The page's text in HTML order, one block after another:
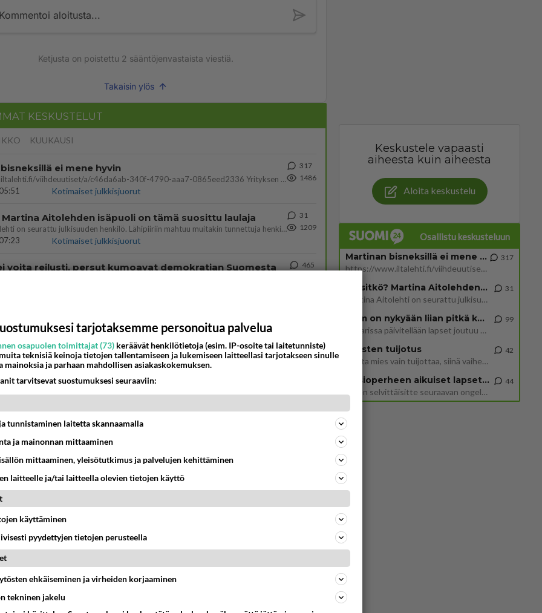
Kommentoi aloitusta...
Ketjusta on poistettu 2 sääntöjenvastaista viestiä.
Takaisin ylös
KESKUSTELUT
KUUKAUSI
ei mene hyvin
https://www.iltalehti.fi/viihdeuutiset/a/c46da6ab-340f-4790-aaa7-0865eed2336 Yrityksen konkurssihakemus on tullut kärä
Kotimaiset julkkisjuorut
317
1486
Aitolehden isäpuoli on tämä suosittu laulaja
Martina Aitolehti on seurattu julkisuuden henkilö. Lähipiiriin mahtuu muitakin tunnettuja henkilöitä. Tiesitkö, että Ma
Kotimaiset julkkisjuorut
31
1209
voita reilusti, persut kumoavat demokratian Suomesta
465
välit
tästä?
suhteessa?
Ikävä
48
ymmärtänyt oikein?
suhde/molemmat ovat täysin poissuljettuja asioita? Nainen
Ikävä
Kitee
Perussuomalaisten kannatus nousi rytinällä Ylen tänään julkaisemassa tuoreimmassa gallup-kyselyssä.
Keskustele vapaasti
aiheesta kuin aiheesta
Aloita keskustelu
Osallistu keskusteluun
Martinan bisneksillä ei mene hyvin
https://www.iltalehti.fi/viihdeuutiset/a/c46da6ab-340f-4790-aaa7-0865eed2336 Yrityksen konkurssihakemus on tullut kärä
317
Tiesitkö? Martina Aitolehden isäpuoli on tämä suosittu laulaja
Martina Aitolehti on seurattu julkisuuden henkilö. Lähipiiriin mahtuu muitakin tunnettuja henkilöitä. Tiesitkö, että Ma
31
2 km on nykyään liian pitkä koulumatka
Hesarissa päivitellään lapset joutuu nyt kulkemaan 2 km kouluun jösses. Ruostefillarilla tuo matka menee vaikka miten äk
99
Miesten tuijotus
Mutta mies vain tuijottaa, siinä vaiheessa käännän itse pään pois. Mikä juttu? Yleensä jos joku tuijottaa tai katsoo, hä
42
Uusioperheen aikuiset lapset tyhjentää jääkaapin käydessään
Miten selvittäisitte seuraavan ongelman, meillä on uusioperhe, minulla teini-ikäiset lapset ja puolisolla aikuiset, jotk
44
tarjotaksemme personoitua palvelua
osapuolen toimittajat (73) keräävät henkilötietoja (esim. IP-osoite tai laitetunniste)
teknisiä keinoja tietojen tallentamiseen ja lukemiseen laitteellasi tarjotakseen sinulle
ja parhaan mahdollisen asiakaskokemuksen.
tarvitsevat suostumuksesi seuraaviin:
tunnistaminen laitetta skannaamalla
ja mainonnan mittaaminen
mittaaminen, yleisötutkimus ja palvelujen kehittäminen
laitteelle ja/tai laitteella olevien tietojen käyttö
käyttäminen
pyydettyjen tietojen perusteella
ehkäiseminen ja virheiden korjaaminen
tekninen jakelu